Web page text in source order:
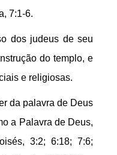
7:1-6.
dos judeus de seu
do templo, e
e religiosas.
da palavra de Deus
a Palavra de Deus,
3:2; 6:18; 7:6;